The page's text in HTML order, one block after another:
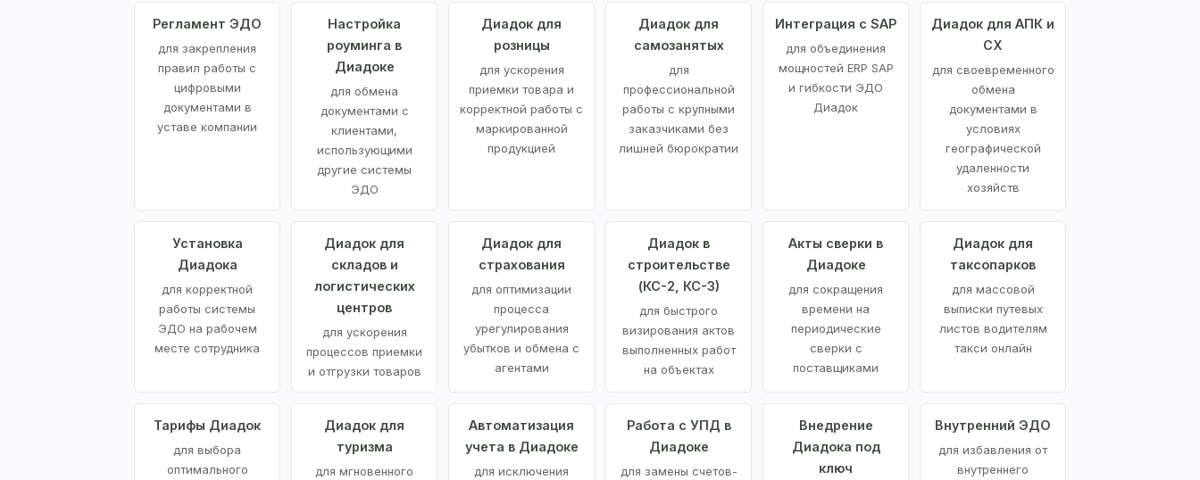
Регламент ЭДО
для закрепления
правил работы с
цифровыми
документами в
уставе компании
Настройка
роуминга в
Диадоке
для обмена
документами с
клиентами,
использующими
другие системы
ЭДО
Диадок для
розницы
для ускорения
приемки товара и
корректной работы с
маркированной
продукцией
Диадок для
самозанятых
для
профессиональной
работы с крупными
заказчиками без
лишней бюрократии
Интеграция с SAP
для объединения
мощностей ERP SAP
и гибкости ЭДО
Диадок
Диадок для АПК и
СХ
для своевременного
обмена
документами в
условиях
географической
удаленности
хозяйств
Установка
Диадока
для корректной
работы системы
ЭДО на рабочем
месте сотрудника
Диадок для
складов и
логистических
центров
для ускорения
процессов приемки
и отгрузки товаров
Диадок для
страхования
для оптимизации
процесса
урегулирования
убытков и обмена с
агентами
Диадок в
строительстве
(КС-2, КС-3)
для быстрого
визирования актов
выполненных работ
на объектах
Акты сверки в
Диадоке
для сокращения
времени на
периодические
сверки с
поставщиками
Диадок для
таксопарков
для массовой
выписки путевых
листов водителям
такси онлайн
Тарифы Диадок
для выбора
оптимального
Диадок для
туризма
для мгновенного
Автоматизация
учета в Диадоке
для исключения
Работа с УПД в
Диадоке
для замены счетов-
Внедрение
Диадока под
ключ
Внутренний ЭДО
для избавления от
внутреннего